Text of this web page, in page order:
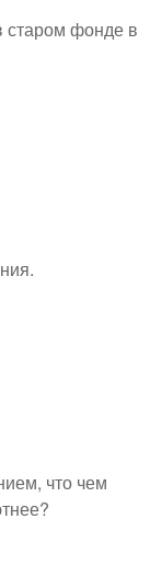
старом фонде в
что чем